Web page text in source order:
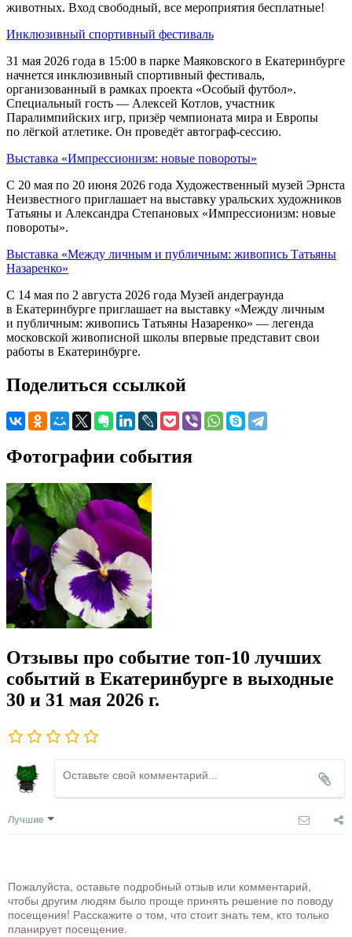
животных. Вход свободный, все мероприятия бесплатные!
Инклюзивный спортивный фестиваль
31 мая 2026 года в 15:00 в парке Маяковского в Екатеринбурге
начнется инклюзивный спортивный фестиваль,
организованный в рамках проекта «Особый футбол».
Специальный гость — Алексей Котлов, участник
Паралимпийских игр, призёр чемпионата мира и Европы
по лёгкой атлетике. Он проведёт автограф-сессию.
Выставка «Импрессионизм: новые повороты»
С 20 мая по 20 июня 2026 года Художественный музей Эрнста
Неизвестного приглашает на выставку уральских художников
Татьяны и Александра Степановых «Импрессионизм: новые
повороты».
Выставка «Между личным и публичным: живопись Татьяны
Назаренко»
С 14 мая по 2 августа 2026 года Музей андеграунда
в Екатеринбурге приглашает на выставку «Между личным
и публичным: живопись Татьяны Назаренко» — легенда
московской живописной школы впервые представит свои
работы в Екатеринбурге.
Поделиться ссылкой
Фотографии события
Отзывы про событие топ-10 лучших
событий в Екатеринбурге в выходные
30 и 31 мая 2026 г.
Лучшие
Пожалуйста, оставьте подробный отзыв или комментарий,
чтобы другим людям было проще принять решение по поводу
посещения! Расскажите о том, что стоит знать тем, кто только
планирует посещение.